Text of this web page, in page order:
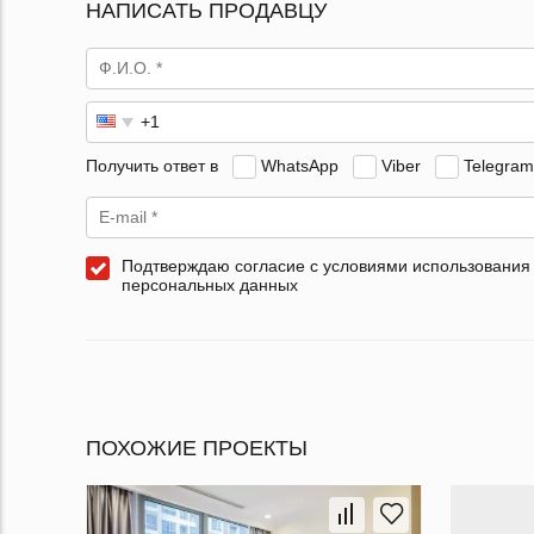
НАПИСАТЬ ПРОДАВЦУ
Получить ответ в WhatsApp Viber Telegram
Подтверждаю согласие с условиями использования
персональных данных
ПОХОЖИЕ ПРОЕКТЫ